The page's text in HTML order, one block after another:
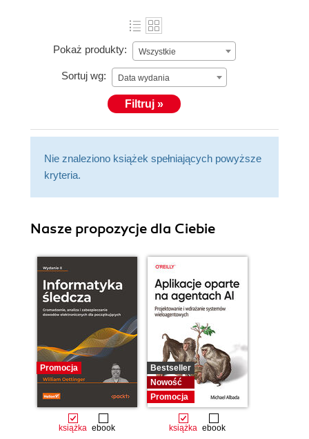
Pokaż produkty: Wszystkie
Sortuj wg: Data wydania
Filtruj »
Nie znaleziono książek spełniających powyższe
kryteria.
Nasze propozycje dla Ciebie
Promocja
książka ebook
Bestseller
Nowość
Promocja
książka ebook